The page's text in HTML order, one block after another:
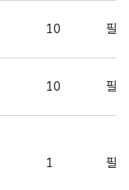
10 필
10 필
1 필